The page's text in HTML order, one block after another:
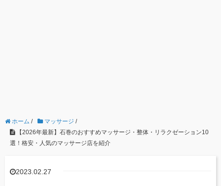
ホーム / マッサージ /
【2026年最新】石巻のおすすめマッサージ・整体・リラクゼーション10
選！格安・人気のマッサージ店を紹介
2023.02.27